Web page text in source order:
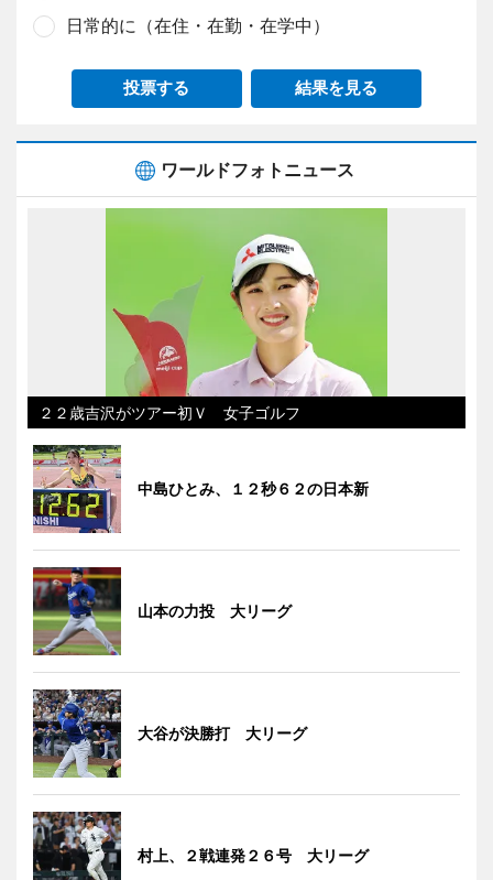
日常的に（在住・在勤・在学中）
投票する 結果を見る
ワールドフォトニュース
２２歳吉沢がツアー初Ｖ 女子ゴルフ
中島ひとみ、１２秒６２の日本新
山本の力投 大リーグ
大谷が決勝打 大リーグ
村上、２戦連発２６号 大リーグ